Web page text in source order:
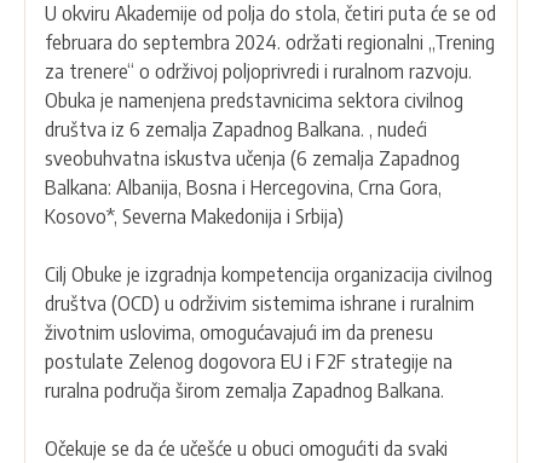
U okviru Akademije od polja do stola, četiri puta će se od
februara do septembra 2024. održati regionalni „Trening
za trenere“ o održivoj poljoprivredi i ruralnom razvoju.
Obuka je namenjena predstavnicima sektora civilnog
društva iz 6 zemalja Zapadnog Balkana. , nudeći
sveobuhvatna iskustva učenja (6 zemalja Zapadnog
Balkana: Albanija, Bosna i Hercegovina, Crna Gora,
Kosovo*, Severna Makedonija i Srbija)
Cilj Obuke je izgradnja kompetencija organizacija civilnog
društva (OCD) u održivim sistemima ishrane i ruralnim
životnim uslovima, omogućavajući im da prenesu
postulate Zelenog dogovora EU i F2F strategije na
ruralna područja širom zemalja Zapadnog Balkana.
Očekuje se da će učešće u obuci omogućiti da svaki